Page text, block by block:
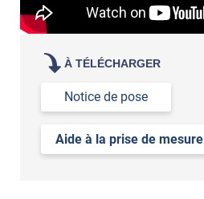
À TÉLÉCHARGER
Notice de pose
Aide à la prise de mesure